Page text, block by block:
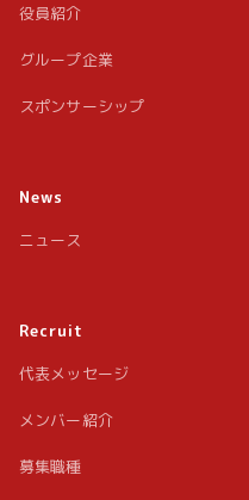
役員紹介
グループ企業
スポンサーシップ
News
ニュース
Recruit
代表メッセージ
メンバー紹介
募集職種